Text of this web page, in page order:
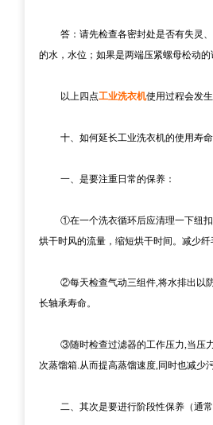
答：请先检查各密封处是否有失灵、
的水，水位；如果是两端压紧螺母松动
以上四点工业洗衣机使用过程会发
十、如何延长工业洗衣机的使用寿
一、是要注重日常的保养：
①在一个洗衣循环后应清理一下纽扣
烘干时风的流量，缩短烘干时间。减少
②每天检查气动三组件,将水排出以防
长轴承寿命。
③随时检查过滤器的工作压力,当压力
次蒸馏箱.从而提高蒸馏速度,同时也减少
二、其次是要进行阶段性保养（通常